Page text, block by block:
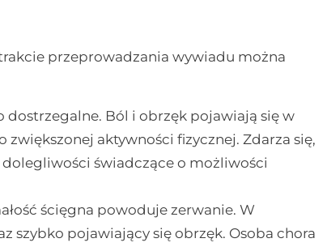
przeprowadzania wywiadu można
dostrzegalne. Ból i obrzęk pojawiają się w
aktywności fizycznej. Zdarza się,
świadczące o możliwości
ścięgna powoduje zerwanie. W
szybko pojawiający się obrzęk. Osoba chora